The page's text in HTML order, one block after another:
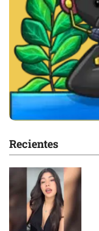
Recientes